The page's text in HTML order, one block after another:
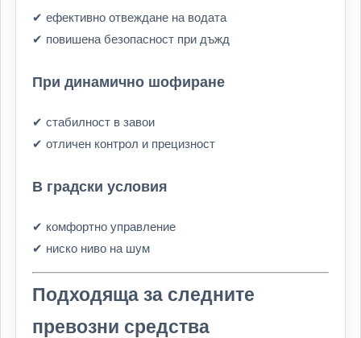
✔ ефективно отвеждане на водата
✔ повишена безопасност при дъжд
При динамично шофиране
✔ стабилност в завои
✔ отличен контрол и прецизност
В градски условия
✔ комфортно управление
✔ ниско ниво на шум
Подходяща за следните
превозни средства